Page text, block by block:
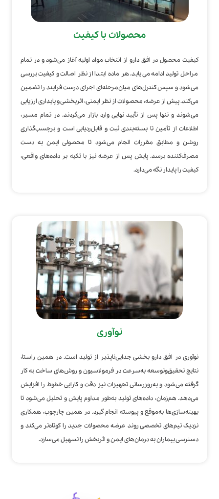
محصولات با کیفیت
کیفیت محصول در افق دارو از انتخاب مواد اولیه آغاز می‌شود و در تمام
مراحل تولید ادامه می‌یابد. هر ماده ابتدا از نظر اصالت و کیفیت بررسی
می‌شود و سپس کنترل‌های میان‌مرحله‌ای اجرای درست فرایند را تضمین
می‌کند. پیش از عرضه، محصولات از نظر ایمنی، اثربخشی و پایداری ارزیابی
می‌شوند و تنها پس از تأیید نهایی وارد بازار می‌گردند. در تمام مسیر،
اطلاعات از تأمین تا بسته‌بندی ثبت و قابل‌ردیابی است و برچسب‌گذاری
روشن و مطابق مقررات انجام می‌شود تا محصولی ایمن به دست
مصرف‌کننده برسد. پایش پس از عرضه نیز با تکیه بر داده‌های واقعی،
کیفیت را پایدار نگه می‌دارد.
نوآوری
نوآوری در افق دارو بخشی جدایی‌ناپذیر از تولید است. در همین راستا،
نتایج تحقیق‌وتوسعه به‌سرعت در فرمولاسیون و روش‌های ساخت به کار
گرفته می‌شود و به‌روزرسانی تجهیزات نیز دقت و کارایی خطوط را افزایش
می‌دهد. هم‌زمان، داده‌های تولید به‌طور مداوم پایش و تحلیل می‌شود تا
بهینه‌سازی‌ها به‌موقع و پیوسته انجام گیرد. در همین چارچوب، همکاری
نزدیک تیم‌های تخصصی روند عرضه محصولات جدید را کوتاه‌تر می‌کند و
دسترسی بیماران به درمان‌های ایمن و اثربخش را تسهیل می‌سازد.